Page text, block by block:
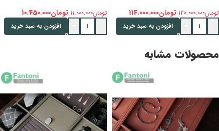
تومان120.000.000 تومان114.000.000
افزودن به سبد خرید
تومان11.000.000 تومان10.450.000
افزودن به سبد خرید
محصولات مشابه